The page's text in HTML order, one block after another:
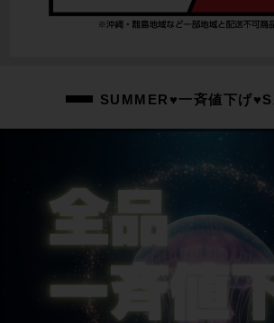
SUMMER♥一斉値下げ